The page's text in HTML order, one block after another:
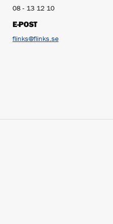
08 - 13 12 10
E-POST
flinks@flinks.se